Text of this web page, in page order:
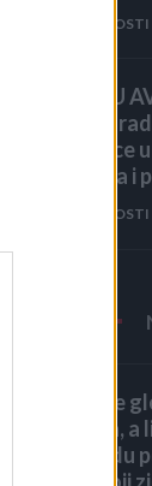
ZANIMLJIVOSTI
HITNO U
vraća
krastavce
štetočina i
ZANIMLJIVOSTI
Héctor je
računala,
u sekundu
bijeloj boji